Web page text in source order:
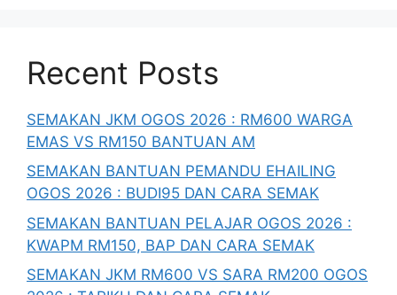
Recent Posts
SEMAKAN JKM OGOS 2026 : RM600 WARGA
EMAS VS RM150 BANTUAN AM
SEMAKAN BANTUAN PEMANDU EHAILING
OGOS 2026 : BUDI95 DAN CARA SEMAK
SEMAKAN BANTUAN PELAJAR OGOS 2026 :
KWAPM RM150, BAP DAN CARA SEMAK
SEMAKAN JKM RM600 VS SARA RM200 OGOS